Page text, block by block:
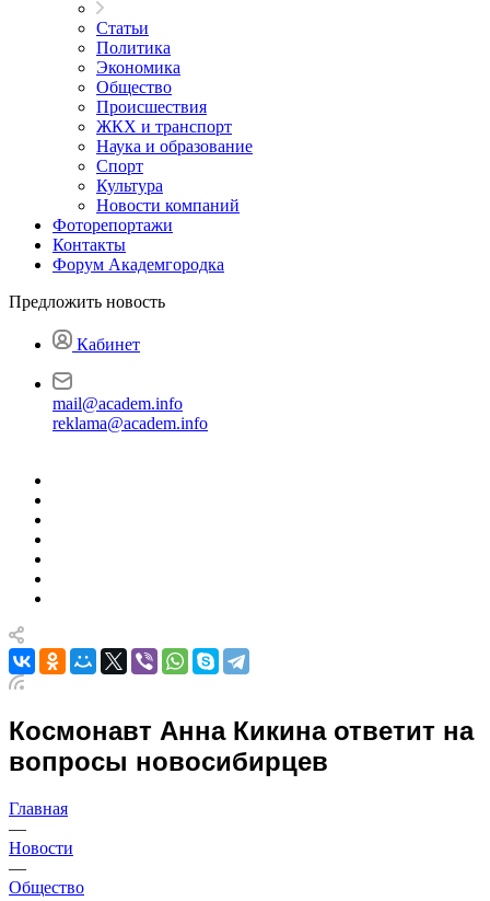
Статьи
Политика
Экономика
Общество
Происшествия
ЖКХ и транспорт
Наука и образование
Спорт
Культура
Новости компаний
Фоторепортажи
Контакты
Форум Академгородка
Предложить новость
Кабинет
mail@academ.info
reklama@academ.info
Космонавт Анна Кикина ответит на
вопросы новосибирцев
Главная
—
Новости
—
Общество